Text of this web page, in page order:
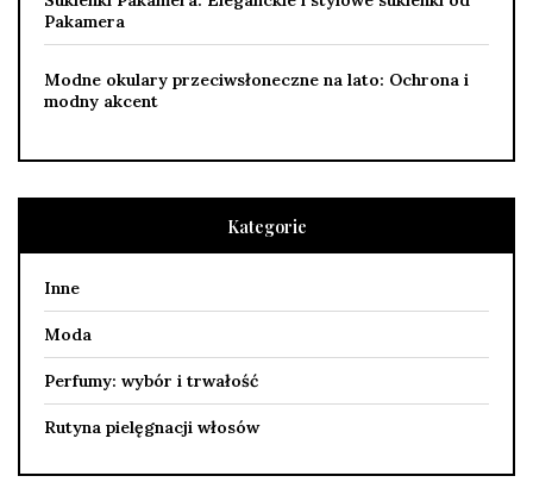
Pakamera
Modne okulary przeciwsłoneczne na lato: Ochrona i
modny akcent
Kategorie
Inne
Moda
Perfumy: wybór i trwałość
Rutyna pielęgnacji włosów